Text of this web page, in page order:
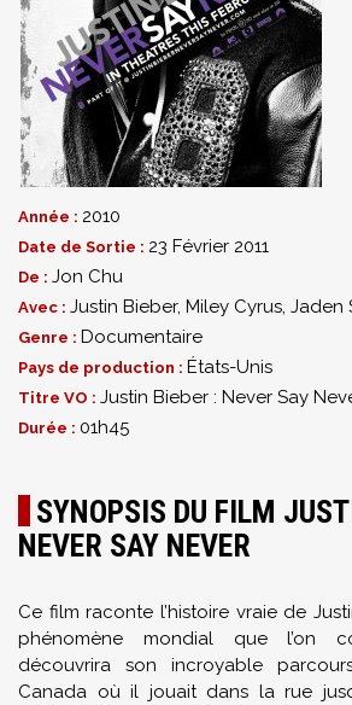
Année : 2010
Date de Sortie : 23 Février 2011
De : Jon Chu
Avec : Justin Bieber, Miley Cyrus, Jaden
Genre : Documentaire
Pays de production : États-Unis
Titre VO : Justin Bieber : Never Say
Durée : 01h45
SYNOPSIS DU FILM
NEVER SAY NEVER
Ce film raconte l’histoire vraie de
phénomène mondial que l’on
découvrira son incroyable
Canada où il jouait dans la rue